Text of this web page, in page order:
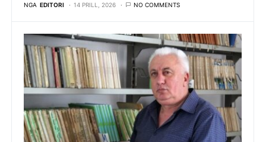
NGA EDITORI 14 PRILL, 2026 NO COMMENTS